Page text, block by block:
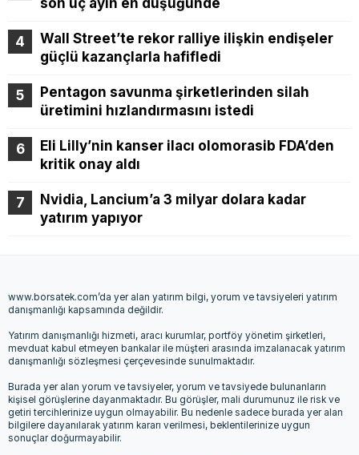
son üç ayın en düşüğünde
Wall Street’te rekor ralliye ilişkin endişeler
güçlü kazançlarla hafifledi
Pentagon savunma şirketlerinden silah
üretimini hızlandırmasını istedi
Eli Lilly’nin kanser ilacı olomorasib FDA’den
kritik onay aldı
Nvidia, Lancium’a 3 milyar dolara kadar
yatırım yapıyor
www.borsatek.com’da yer alan yatırım bilgi, yorum ve tavsiyeleri yatırım
danışmanlığı kapsamında değildir.
Yatırım danışmanlığı hizmeti, aracı kurumlar, portföy yönetim şirketleri,
mevduat kabul etmeyen bankalar ile müşteri arasında imzalanacak yatırım
danışmanlığı sözleşmesi çerçevesinde sunulmaktadır.
Burada yer alan yorum ve tavsiyeler, yorum ve tavsiyede bulunanların
kişisel görüşlerine dayanmaktadır. Bu görüşler, mali durumunuz ile risk ve
getiri tercihlerinize uygun olmayabilir. Bu nedenle sadece burada yer alan
bilgilere dayanılarak yatırım kararı verilmesi, beklentilerinize uygun
sonuçlar doğurmayabilir.